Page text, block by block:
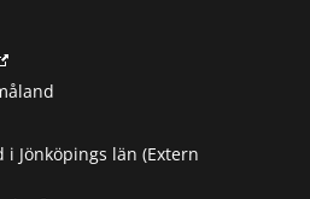
i Jönköpings län (Extern